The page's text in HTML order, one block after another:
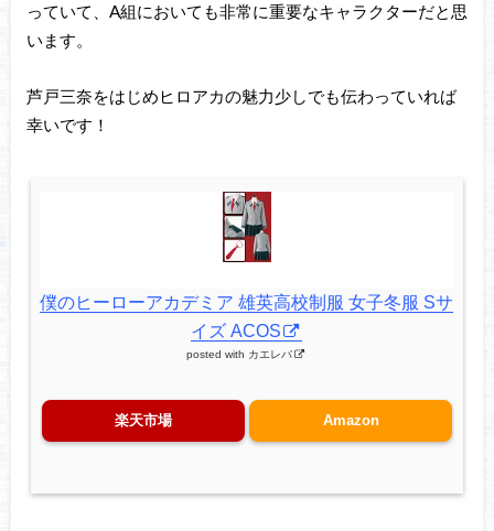
っていて、A組においても非常に重要なキャラクターだと思
います。
芦戸三奈をはじめヒロアカの魅力少しでも伝わっていれば
幸いです！
僕のヒーローアカデミア 雄英高校制服 女子冬服 Sサ
イズ ACOS
posted with カエレバ
楽天市場 Amazon